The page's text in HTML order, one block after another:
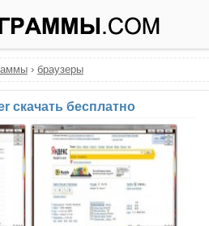
› браузеры
скачать бесплатно